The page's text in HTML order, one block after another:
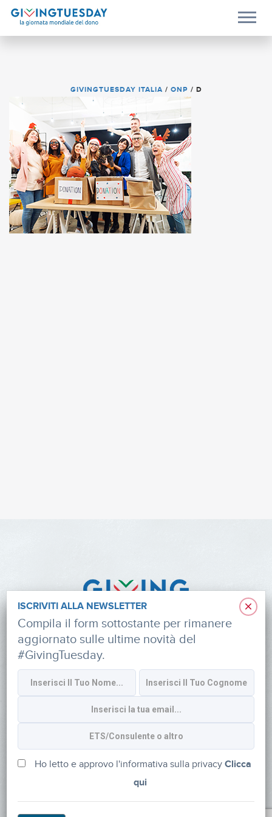
GIVINGTUESDAY ITALIA / ONP / D
Informativa sulla privacy
CONTATTI
via Roberto Lepetit 8/10 – 20124 Milano
info@fondazioneaifr.org
Tel: +39 02 47924880
×
ISCRIVITI ALLA NEWSLETTER
Compila il form sottostante per rimanere
aggiornato sulle ultime novità del
#GivingTuesday.
Ho letto e approvo l'informativa sulla privacyClicca
qui